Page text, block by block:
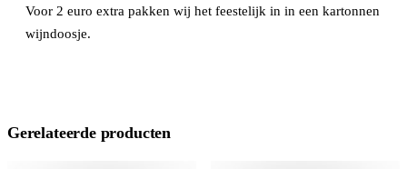
Voor 2 euro extra pakken wij het feestelijk in in een kartonnen
wijndoosje.
Gerelateerde producten